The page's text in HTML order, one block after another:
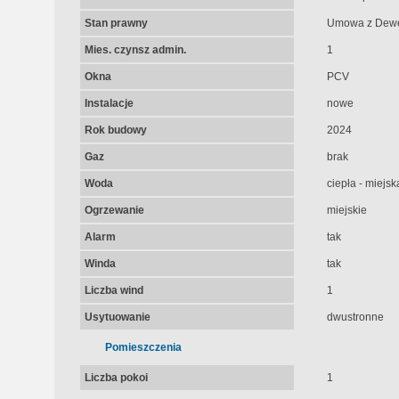
Stan prawny Umowa z
Mies. czynsz admin. 1
Okna PCV
Instalacje nowe
Rok budowy 2024
Gaz brak
Woda ciepła -
Ogrzewanie miejskie
Alarm tak
Winda tak
Liczba wind 1
Usytuowanie dwustronne
Pomieszczenia
Liczba pokoi 1